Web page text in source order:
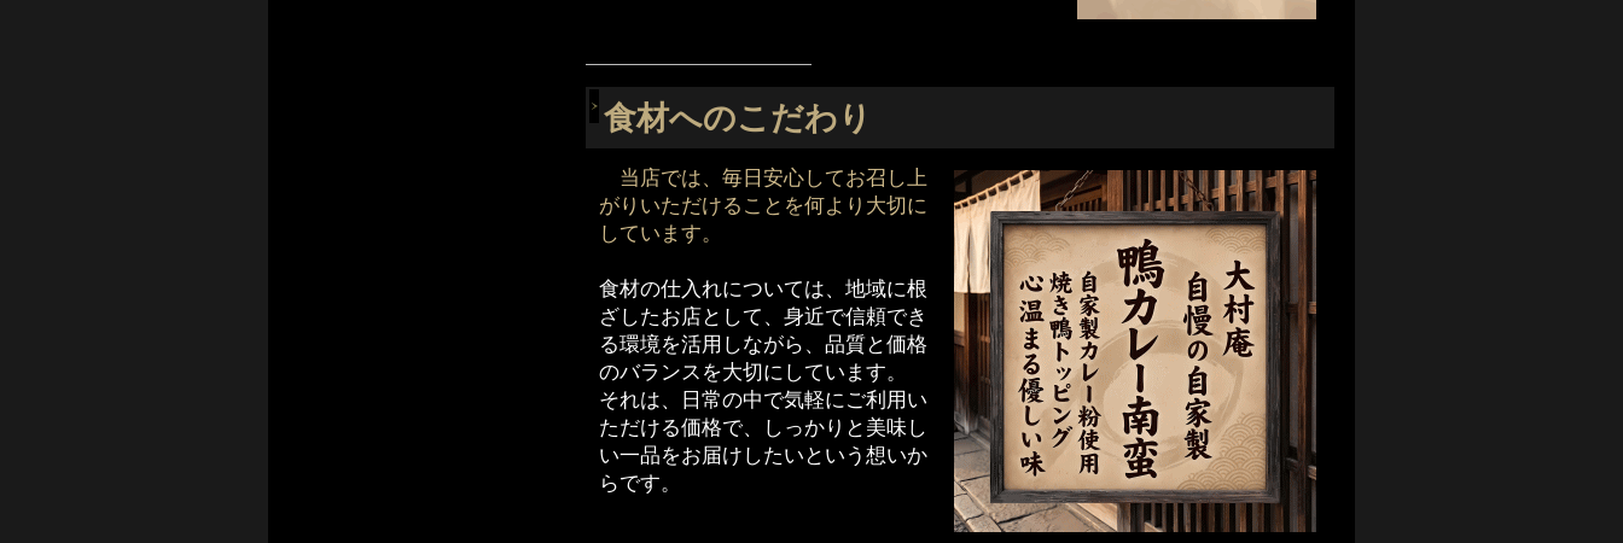
―――――――――――――――――
食材へのこだわり
当店では、毎日安心してお召し上
がりいただけることを何より大切に
しています。
食材の仕入れについては、地域に根
ざしたお店として、身近で信頼でき
る環境を活用しながら、品質と価格
のバランスを大切にしています。
それは、日常の中で気軽にご利用い
ただける価格で、しっかりと美味し
い一品をお届けしたいという想いか
らです。